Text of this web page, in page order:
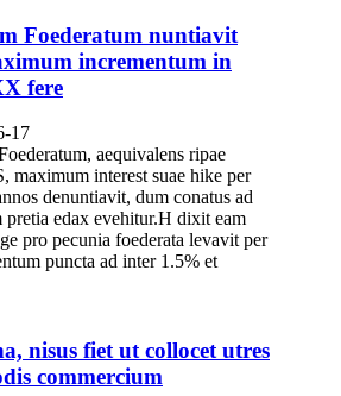
Foederatum nuntiavit
incrementum in
fere
17
aequivalens ripae
maximum interest suae hike per
denuntiavit, dum conatus ad
pretia edax evehitur.H dixit eam
pro pecunia foederata levavit per
puncta ad inter 1.5% et
nisus fiet ut collocet utres
commercium